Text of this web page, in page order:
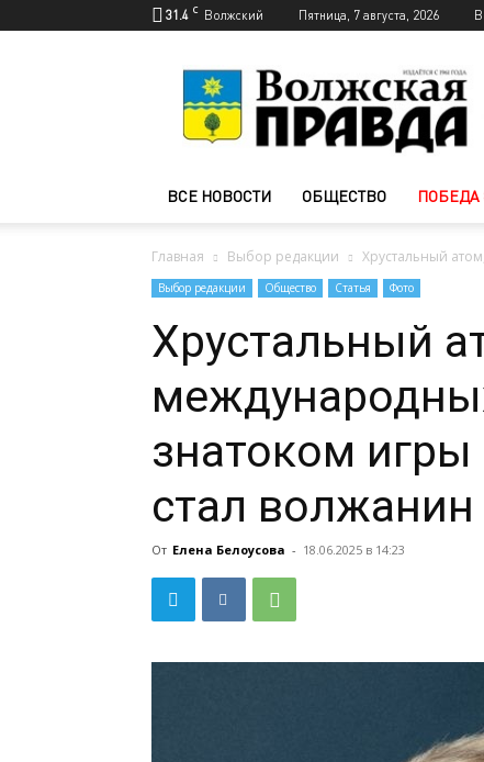
31.4 C Волжский Пятница, 7 августа, 2026
Волжского
—
Волжская
ВСЕ НОВОСТИ ОБЩЕСТВО ПОБЕДА
Главная Выбор редакции Хрустальный
Выбор редакции Общество Статья Фото
Хрустальный
знатоком игры
стал волжанин
От Елена Белоусова - 18.06.2025 в 14:23